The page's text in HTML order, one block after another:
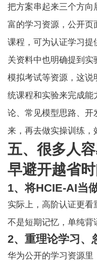
把方案串起来三个方
富的学习资源，公开页
课程，可为认证学习提
关资料中也明确提到
模拟考试等资源，这说
统课程和实验来完成能
论、常见模型思路、开
来，再去做实操训练，
五、很多人
早避开越省时
1、将HCIE-AI当
实际上，高阶认证更
不是短期记忆，单纯背
2、重理论学习、
华为公开的学习资源